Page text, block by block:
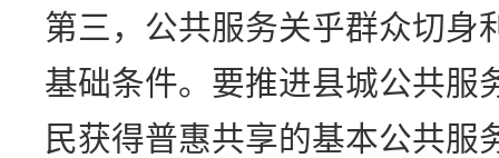
第三，公共服务关乎群众切身
基础条件。要推进县城公共服
民获得普惠共享的基本公共服